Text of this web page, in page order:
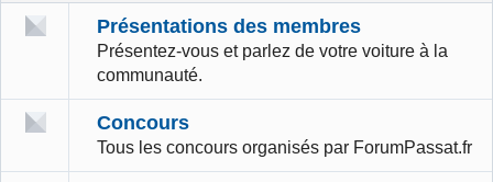
Présentations des membres
Présentez-vous et parlez de votre voiture à la
communauté.
Concours
Tous les concours organisés par ForumPassat.fr